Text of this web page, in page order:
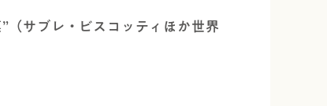
（サブレ・ビスコッティほか世界